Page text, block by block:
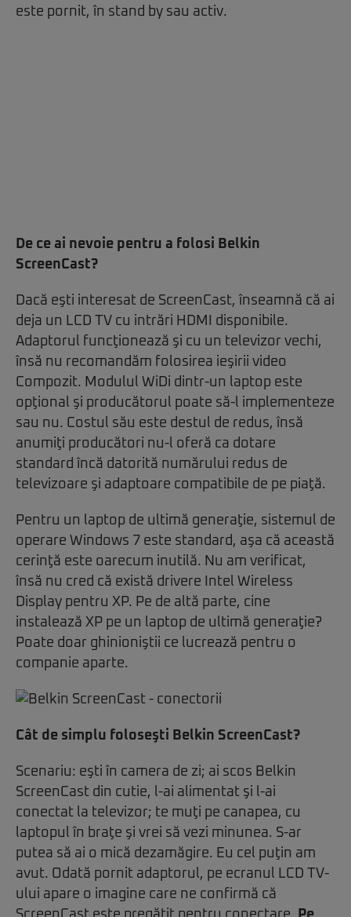
este pornit, în stand by sau activ.
De ce ai nevoie pentru a folosi Belkin
ScreenCast?
Dacă eşti interesat de ScreenCast, înseamnă că ai
deja un LCD TV cu intrări HDMI disponibile.
Adaptorul funcţionează şi cu un televizor vechi,
însă nu recomandăm folosirea ieşirii video
Compozit. Modulul WiDi dintr-un laptop este
opţional şi producătorul poate să-l implementeze
sau nu. Costul său este destul de redus, însă
anumiţi producători nu-l oferă ca dotare
standard încă datorită numărului redus de
televizoare şi adaptoare compatibile de pe piaţă.
Pentru un laptop de ultimă generaţie, sistemul de
operare Windows 7 este standard, aşa că această
cerinţă este oarecum inutilă. Nu am verificat,
însă nu cred că există drivere Intel Wireless
Display pentru XP. Pe de altă parte, cine
instalează XP pe un laptop de ultimă generaţie?
Poate doar ghinioniştii ce lucrează pentru o
companie aparte.
Cât de simplu foloseşti Belkin ScreenCast?
Scenariu: eşti în camera de zi; ai scos Belkin
ScreenCast din cutie, l-ai alimentat şi l-ai
conectat la televizor; te muţi pe canapea, cu
laptopul în braţe şi vrei să vezi minunea. S-ar
putea să ai o mică dezamăgire. Eu cel puţin am
avut. Odată pornit adaptorul, pe ecranul LCD TV-
ului apare o imagine care ne confirmă că